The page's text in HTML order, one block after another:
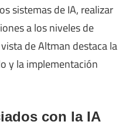
sistemas de IA, realizar
a los niveles de
de Altman destaca la
y la implementación
con la IA